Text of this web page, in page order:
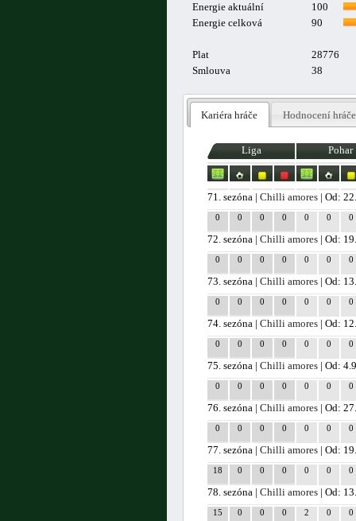
Energie aktuální
100
Energie celková
90
Plat
28776
Smlouva
38
Kariéra hráče Hodnocení hráče
Liga Pohar
71. sezóna |Chilli amores | Od:
0 0 0 0 0 0 0
72. sezóna |Chilli amores | Od:
0 0 0 0 0 0 0
73. sezóna |Chilli amores | Od:
0 0 0 0 0 0 0
74. sezóna |Chilli amores | Od:
0 0 0 0 0 0 0
75. sezóna |Chilli amores | Od:
0 0 0 0 0 0 0
76. sezóna |Chilli amores | Od:
0 0 0 0 0 0 0
77. sezóna |Chilli amores | Od:
18 0 0 0 0 0 0
78. sezóna |Chilli amores | Od:
15 0 0 0 2 0 0